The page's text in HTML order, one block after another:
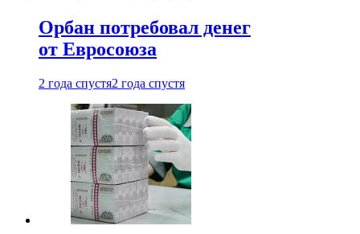
Орбан потребовал денег
от Евросоюза
2 года спустя2 года спустя